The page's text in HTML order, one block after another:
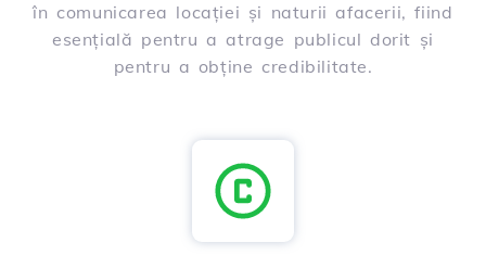
în comunicarea locației și naturii afacerii, fiind
esențială pentru a atrage publicul dorit și
pentru a obține credibilitate.